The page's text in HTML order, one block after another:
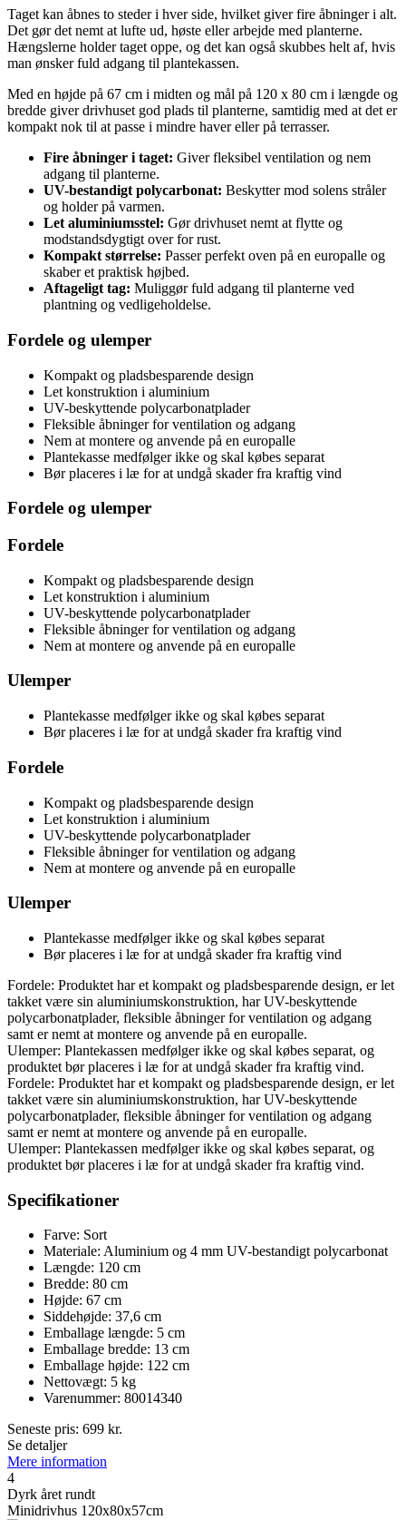
Taget kan åbnes to steder i hver side, hvilket giver fire åbninger i alt.
Det gør det nemt at lufte ud, høste eller arbejde med planterne.
Hængslerne holder taget oppe, og det kan også skubbes helt af, hvis
man ønsker fuld adgang til plantekassen.
Med en højde på 67 cm i midten og mål på 120 x 80 cm i længde og
bredde giver drivhuset god plads til planterne, samtidig med at det er
kompakt nok til at passe i mindre haver eller på terrasser.
Fire åbninger i taget: Giver fleksibel ventilation og nem
adgang til planterne.
UV-bestandigt polycarbonat: Beskytter mod solens stråler
og holder på varmen.
Let aluminiumsstel: Gør drivhuset nemt at flytte og
modstandsdygtigt over for rust.
Kompakt størrelse: Passer perfekt oven på en europalle og
skaber et praktisk højbed.
Aftageligt tag: Muliggør fuld adgang til planterne ved
plantning og vedligeholdelse.
Fordele og ulemper
Kompakt og pladsbesparende design
Let konstruktion i aluminium
UV-beskyttende polycarbonatplader
Fleksible åbninger for ventilation og adgang
Nem at montere og anvende på en europalle
Plantekasse medfølger ikke og skal købes separat
Bør placeres i læ for at undgå skader fra kraftig vind
Fordele og ulemper
Fordele
Kompakt og pladsbesparende design
Let konstruktion i aluminium
UV-beskyttende polycarbonatplader
Fleksible åbninger for ventilation og adgang
Nem at montere og anvende på en europalle
Ulemper
Plantekasse medfølger ikke og skal købes separat
Bør placeres i læ for at undgå skader fra kraftig vind
Fordele
Kompakt og pladsbesparende design
Let konstruktion i aluminium
UV-beskyttende polycarbonatplader
Fleksible åbninger for ventilation og adgang
Nem at montere og anvende på en europalle
Ulemper
Plantekasse medfølger ikke og skal købes separat
Bør placeres i læ for at undgå skader fra kraftig vind
Fordele: Produktet har et kompakt og pladsbesparende design, er let
takket være sin aluminiumskonstruktion, har UV-beskyttende
polycarbonatplader, fleksible åbninger for ventilation og adgang
samt er nemt at montere og anvende på en europalle.
Ulemper: Plantekassen medfølger ikke og skal købes separat, og
produktet bør placeres i læ for at undgå skader fra kraftig vind.
Fordele: Produktet har et kompakt og pladsbesparende design, er let
takket være sin aluminiumskonstruktion, har UV-beskyttende
polycarbonatplader, fleksible åbninger for ventilation og adgang
samt er nemt at montere og anvende på en europalle.
Ulemper: Plantekassen medfølger ikke og skal købes separat, og
produktet bør placeres i læ for at undgå skader fra kraftig vind.
Specifikationer
Farve: Sort
Materiale: Aluminium og 4 mm UV-bestandigt polycarbonat
Længde: 120 cm
Bredde: 80 cm
Højde: 67 cm
Siddehøjde: 37,6 cm
Emballage længde: 5 cm
Emballage bredde: 13 cm
Emballage højde: 122 cm
Nettovægt: 5 kg
Varenummer: 80014340
Seneste pris: 699 kr.
Se detaljer
Mere information
4
Dyrk året rundt
Minidrivhus 120x80x57cm